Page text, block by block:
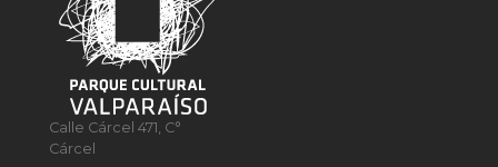
Calle Cárcel 471, C°
Cárcel